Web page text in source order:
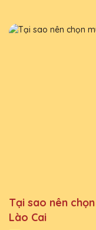
Tại sao nên
Lào Cai